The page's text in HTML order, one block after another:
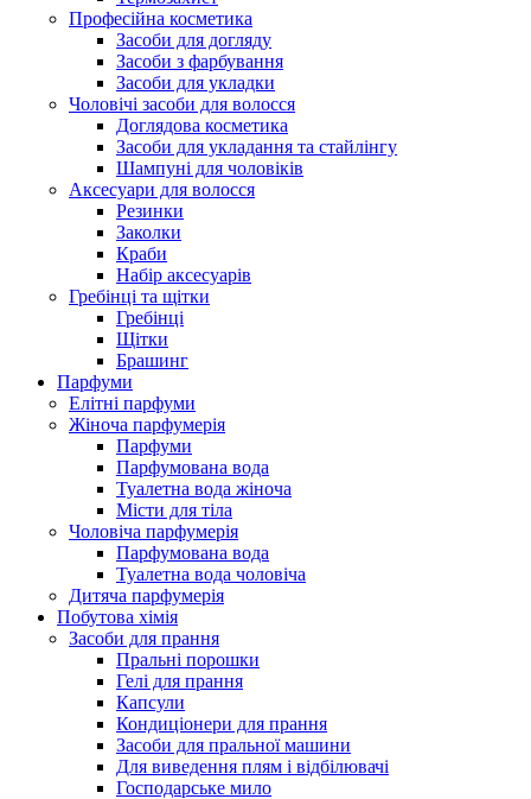
Професійна косметика
Засоби для догляду
Засоби з фарбування
Засоби для укладки
Чоловічі засоби для волосся
Доглядова косметика
Засоби для укладання та стайлінгу
Шампуні для чоловіків
Аксесуари для волосся
Резинки
Заколки
Краби
Набір аксесуарів
Гребінці та щітки
Гребінці
Щітки
Брашинг
Парфуми
Елітні парфуми
Жіноча парфумерія
Парфуми
Парфумована вода
Туалетна вода жіноча
Місти для тіла
Чоловіча парфумерія
Парфумована вода
Туалетна вода чоловіча
Дитяча парфумерія
Побутова хімія
Засоби для прання
Пральні порошки
Гелі для прання
Капсули
Кондиціонери для прання
Засоби для пральної машини
Для виведення плям і відбілювачі
Господарське мило